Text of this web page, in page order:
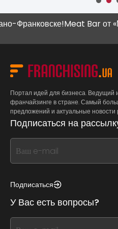
Meat Bar от
Портал идей для бизнеса.
франчайзинге в стране. Самый
предложений и актуальные новости
Подписаться на
If
you
this,
this
form
Подписаться
У Вас есть вопросы?
If